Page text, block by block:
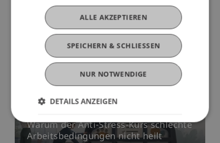
Mehr News
Warum der Anti-Stress-Kurs schlechte
Arbeitsbedingungen nicht heilt
SPEICHERN & SCHLIESSEN
ALLE AKZEPTIEREN
NUR NOTWENDIGE
DETAILS ANZEIGEN